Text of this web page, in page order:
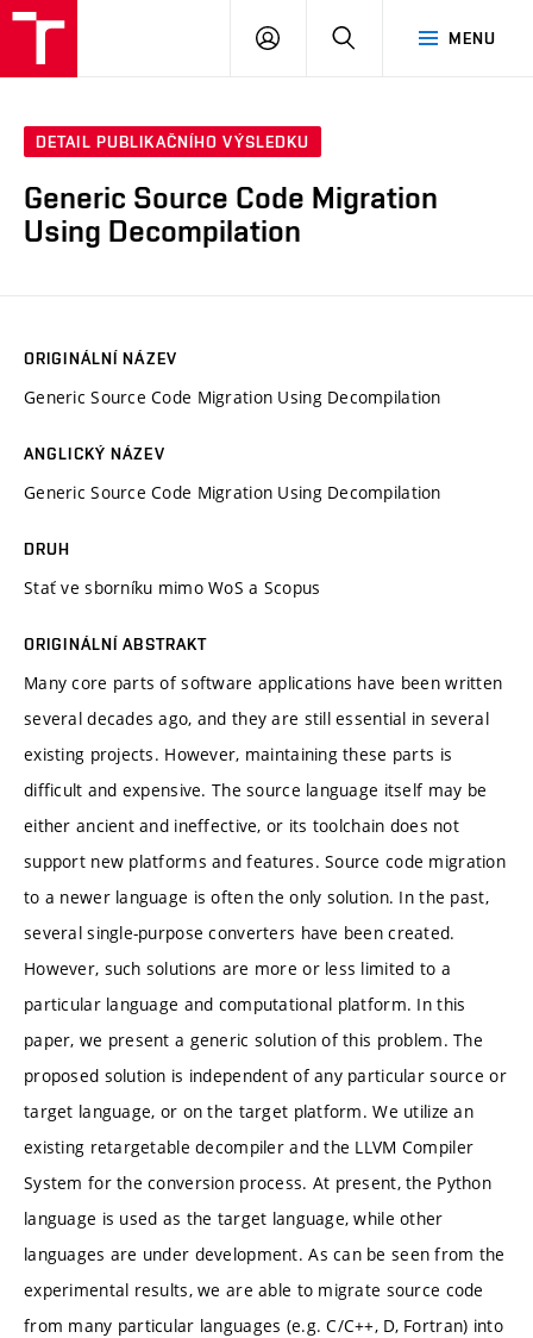
MENU
PŘIHLÁSIT
DETAIL PUBLIKAČNÍHO VÝSLEDKU
Generic Source Code Migration
Using Decompilation
ORIGINÁLNÍ NÁZEV
Generic Source Code Migration Using Decompilation
ANGLICKÝ NÁZEV
Generic Source Code Migration Using Decompilation
DRUH
Stať ve sborníku mimo WoS a Scopus
ORIGINÁLNÍ ABSTRAKT
Many core parts of software applications have been written
several decades ago, and they are still essential in several
existing projects. However, maintaining these parts is
difficult and expensive. The source language itself may be
either ancient and ineffective, or its toolchain does not
support new platforms and features. Source code migration
to a newer language is often the only solution. In the past,
several single-purpose converters have been created.
However, such solutions are more or less limited to a
particular language and computational platform. In this
paper, we present a generic solution of this problem. The
proposed solution is independent of any particular source or
target language, or on the target platform. We utilize an
existing retargetable decompiler and the LLVM Compiler
System for the conversion process. At present, the Python
language is used as the target language, while other
languages are under development. As can be seen from the
experimental results, we are able to migrate source code
from many particular languages (e.g. C/C++, D, Fortran) into